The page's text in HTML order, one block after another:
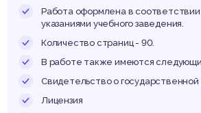
Работа оформлена в
указаниями учебного заведения.
Количество страниц - 90.
В работе также имеются
Свидетельство о государственной
Лицензия